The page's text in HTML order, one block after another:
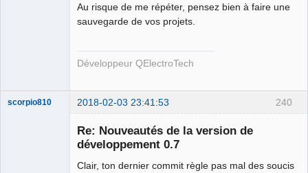
Au risque de me répéter, pensez bien à faire une
sauvegarde de vos projets.
Développeur QElectroTech
240
scorpio810 2018-02-03 23:41:53
Re: Nouveautés de la version de
développement 0.7
Clair, ton dernier commit règle pas mal des soucis